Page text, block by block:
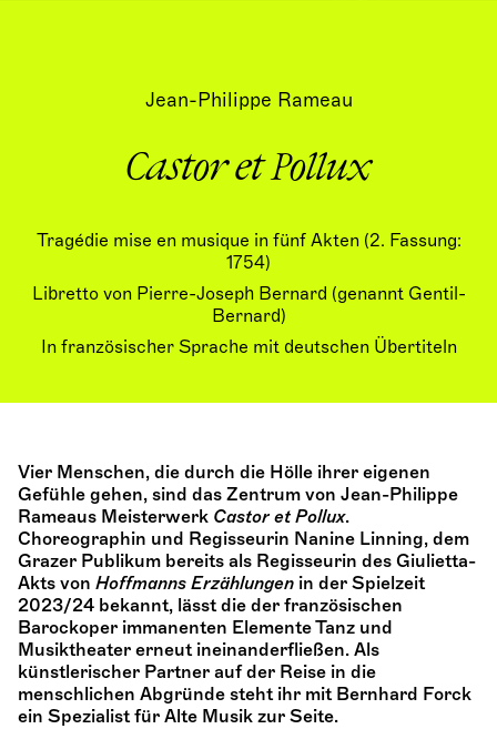
Jean-Philippe Rameau
Castor et Pollux
Tragédie mise en musique in fünf Akten (2. Fassung:
1754)
Libretto von Pierre-Joseph Bernard (genannt Gentil-
Bernard)
In französischer Sprache mit deutschen Übertiteln
Vier Menschen, die durch die Hölle ihrer eigenen
Gefühle gehen, sind das Zentrum von Jean-Philippe
Rameaus Meisterwerk Castor et Pollux.
Choreographin und Regisseurin Nanine Linning, dem
Grazer Publikum bereits als Regisseurin des Giulietta-
Akts von Hoffmanns Erzählungen in der Spielzeit
2023/24 bekannt, lässt die der französischen
Barockoper immanenten Elemente Tanz und
Musiktheater erneut ineinanderfließen. Als
künstlerischer Partner auf der Reise in die
menschlichen Abgründe steht ihr mit Bernhard Forck
ein Spezialist für Alte Musik zur Seite.